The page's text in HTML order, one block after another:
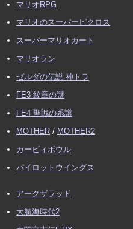
マリオRPG
マリオのスーパーピクロス
スーパーマリオカート
マリオラン
ゼルダの伝説 神トラ
FE3 紋章の謎
FE4 聖戦の系譜
MOTHER / MOTHER2
カービィボウル
パイロットウイングス
アークザラッド
大航海時代2